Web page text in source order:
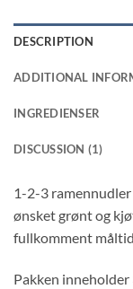
DESCRIPTION
ADDITIONAL
INGREDIENSER
DISCUSSION (1)
1-2-3
ønsket grønt og
fullkomment
Pakken inneholder